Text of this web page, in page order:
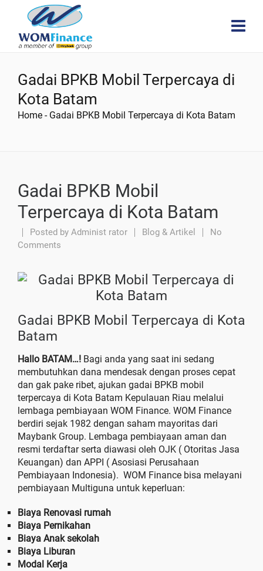
Gadai BPKB Mobil Terpercaya di
Kota Batam
Home - Gadai BPKB Mobil Terpercaya di Kota Batam
Gadai BPKB Mobil
Terpercaya di Kota Batam
Posted by Administ rator Blog & Artikel
No
Comments
Gadai BPKB Mobil Terpercaya di Kota
Batam
Hallo BATAM…! Bagi anda yang saat ini sedang
membutuhkan dana mendesak dengan proses cepat
dan gak pake ribet, ajukan gadai BPKB mobil
terpercaya di Kota Batam Kepulauan Riau melalui
lembaga pembiayaan WOM Finance. WOM Finance
berdiri sejak 1982 dengan saham mayoritas dari
Maybank Group. Lembaga pembiayaan aman dan
resmi terdaftar serta diawasi oleh OJK ( Otoritas Jasa
Keuangan) dan APPI ( Asosiasi Perusahaan
Pembiayaan Indonesia). WOM Finance bisa melayani
pembiayaan Multiguna untuk keperluan:
Biaya Renovasi rumah
Biaya Pernikahan
Biaya Anak sekolah
Biaya Liburan
Modal Kerja